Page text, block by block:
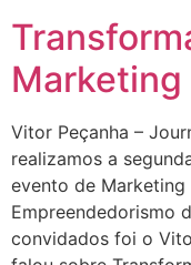
Marketing
Vitor Peçanha –
realizamos a
evento de Marketing
Empreendedorismo
convidados foi o